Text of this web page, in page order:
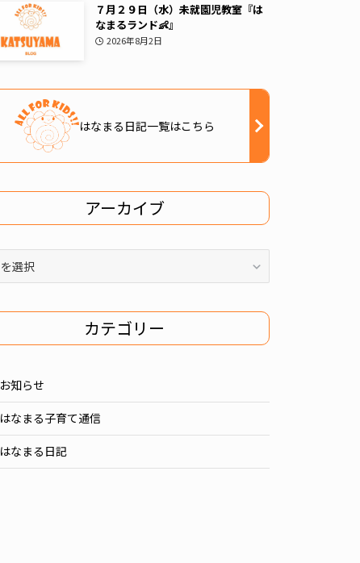
７月２９日（水）未就園児教室『は
なまるランド👶』
2026年8月2日
はなまる日記一覧はこちら
アーカイブ
カテゴリー
お知らせ
はなまる子育て通信
はなまる日記